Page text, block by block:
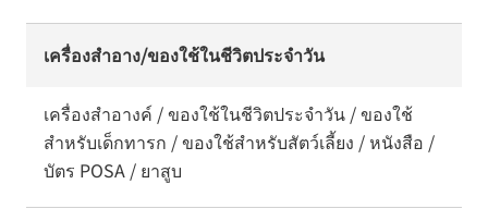
เครื่องสำอาง/ของใช้ในชีวิตประจำวัน
เครื่องสำอางค์ / ของใช้ในชีวิตประจำวัน / ของใช้
สำหรับเด็กทารก / ของใช้สำหรับสัตว์เลี้ยง / หนังสือ /
บัตร POSA / ยาสูบ